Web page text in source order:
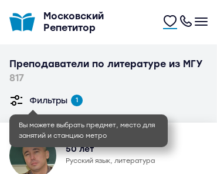
Московский
Репетитор
Преподаватели по литературе из МГУ
817
Вы можете выбрать предмет, место для
занятий и станцию метро
Фильтры 1
Иван Игоревич
50 лет
русский язык, литература